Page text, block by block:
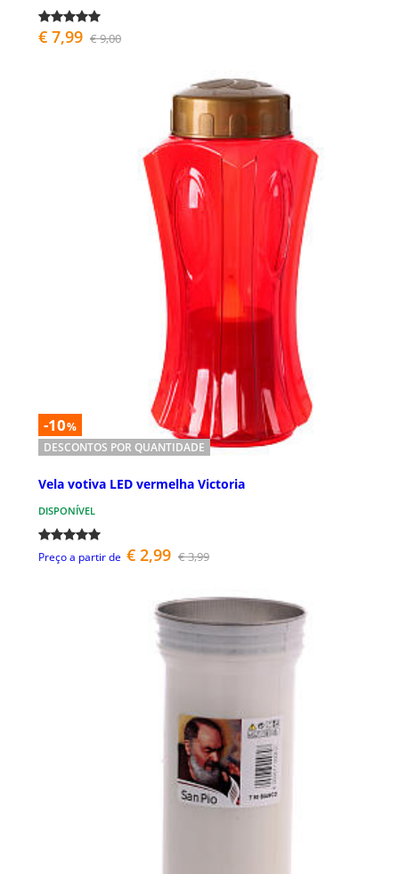
€ 7,99 € 9,00
-10%
DESCONTOS POR QUANTIDADE
Vela votiva LED vermelha Victoria
DISPONÍVEL
Preço a partir de € 2,99 € 3,99